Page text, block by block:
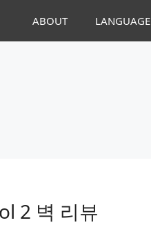
ABOUT LANGUAGE
2 벽 리뷰